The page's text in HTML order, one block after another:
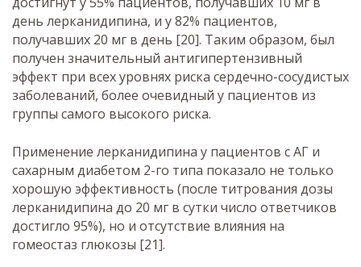
день лерканидипина, и у 82% пациентов,
получавших 20 мг в день [20]. Таким образом, был
получен значительный антигипертензивный
эффект при всех уровнях риска сердечно-сосудистых
заболеваний, более очевидный у пациентов из
группы самого высокого риска.
Применение лерканидипина у пациентов с АГ и
сахарным диабетом 2-го типа показало не только
хорошую эффективность (после титрования дозы
лерканидипина до 20 мг в сутки число ответчиков
достигло 95%), но и отсутствие влияния на
гомеостаз глюкозы [21].